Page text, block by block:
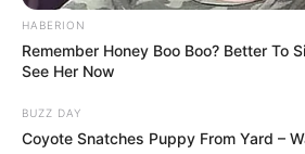
HABERION
Remember Honey Boo Boo? Better To
See Her Now
BUZZ DAY
Coyote Snatches Puppy From Yard –